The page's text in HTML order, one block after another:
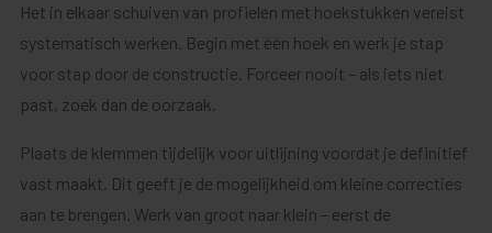
Het in elkaar schuiven van profielen met hoekstukken vereist
systematisch werken. Begin met één hoek en werk je stap
voor stap door de constructie. Forceer nooit – als iets niet
past, zoek dan de oorzaak.
Plaats de klemmen tijdelijk voor uitlijning voordat je definitief
vast maakt. Dit geeft je de mogelijkheid om kleine correcties
aan te brengen. Werk van groot naar klein – eerst de